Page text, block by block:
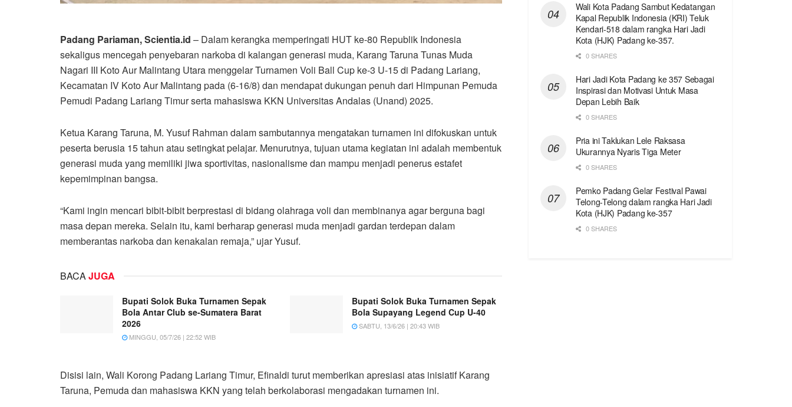
Padang Pariaman, Scientia.id – Dalam kerangka memperingati HUT ke-80 Republik Indonesia
sekaligus mencegah penyebaran narkoba di kalangan generasi muda, Karang Taruna Tunas Muda
Nagari III Koto Aur Malintang Utara menggelar Turnamen Voli Ball Cup ke-3 U-15 di Padang Lariang,
Kecamatan IV Koto Aur Malintang pada (6-16/8) dan mendapat dukungan penuh dari Himpunan Pemuda
Pemudi Padang Lariang Timur serta mahasiswa KKN Universitas Andalas (Unand) 2025.
Ketua Karang Taruna, M. Yusuf Rahman dalam sambutannya mengatakan turnamen ini difokuskan untuk
peserta berusia 15 tahun atau setingkat pelajar. Menurutnya, tujuan utama kegiatan ini adalah membentuk
generasi muda yang memiliki jiwa sportivitas, nasionalisme dan mampu menjadi penerus estafet
kepemimpinan bangsa.
“Kami ingin mencari bibit-bibit berprestasi di bidang olahraga voli dan membinanya agar berguna bagi
masa depan mereka. Selain itu, kami berharap generasi muda menjadi gardan terdepan dalam
memberantas narkoba dan kenakalan remaja,” ujar Yusuf.
BACAJUGA
Bupati Solok Buka Turnamen Sepak
Bola Antar Club se-Sumatera Barat
2026
MINGGU, 05/7/26 | 22:52 WIB
Bupati Solok Buka Turnamen Sepak
Bola Supayang Legend Cup U-40
SABTU, 13/6/26 | 20:43 WIB
Disisi lain, Wali Korong Padang Lariang Timur, Efinaldi turut memberikan apresiasi atas inisiatif Karang
Taruna, Pemuda dan mahasiswa KKN yang telah berkolaborasi mengadakan turnamen ini.
Wali Kota Padang Sambut Kedatangan
Kapal Republik Indonesia (KRI) Teluk
Kendari-518 dalam rangka Hari Jadi
Kota (HJK) Padang ke-357.
0 SHARES
Hari Jadi Kota Padang ke 357 Sebagai
Inspirasi dan Motivasi Untuk Masa
Depan Lebih Baik
0 SHARES
Pria ini Taklukan Lele Raksasa
Ukurannya Nyaris Tiga Meter
0 SHARES
Pemko Padang Gelar Festival Pawai
Telong-Telong dalam rangka Hari Jadi
Kota (HJK) Padang ke-357
0 SHARES